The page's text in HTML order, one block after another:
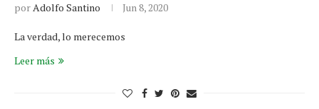
porAdolfo Santino Jun 8, 2020
La verdad, lo merecemos
Leer más